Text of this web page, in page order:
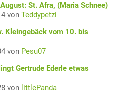
St. Afra, (Maria Schnee)
von Teddypetzi
Kleingebäck vom 10. bis
von Pesu07
Gertrude Ederle etwas
von littlePanda